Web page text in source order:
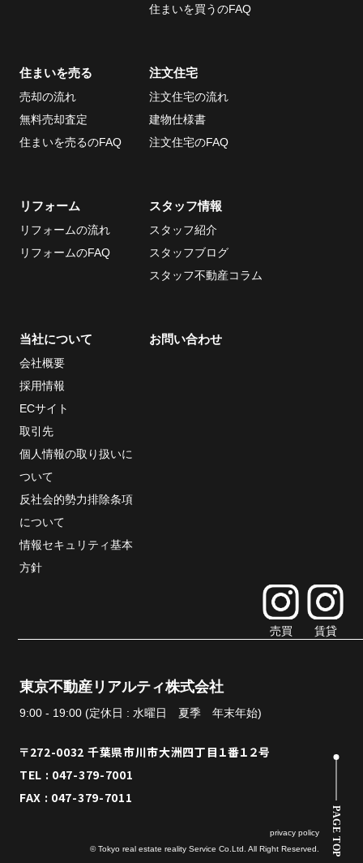
本方針
住まいを買うのFAQ
住まいを売る
売却の流れ
無料売却査定
住まいを売るのFAQ
注文住宅
注文住宅の流れ
建物仕様書
注文住宅のFAQ
リフォーム
リフォームの流れ
リフォームのFAQ
スタッフ情報
スタッフ紹介
スタッフブログ
スタッフ不動産コラム
当社について
会社概要
採用情報
ECサイト
取引先
個人情報の取り扱いに
ついて
反社会的勢力排除条項
について
情報セキュリティ基本
方針
お問い合わせ
売買 賃貸
東京不動産リアルティ株式会社
9:00 - 19:00 (定休日 : 水曜日 夏季 年末年始)
〒272-0032 千葉県市川市大洲四丁目１番１２号
TEL : 047-379-7001
FAX : 047-379-7011
privacy policy
© Tokyo real estate reality Service Co.Ltd. All Right Reserved.
PAGE TOP